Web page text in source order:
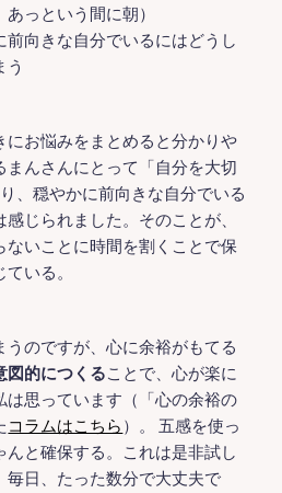
っという間に朝）
向きな自分でいるにはどうし
う
にお悩みをまとめると分かりや
んさんにとって「自分を大切
、穏やかに前向きな自分でいる
じられました。そのことが、
ないことに時間を割くことで保
いる。
のですが、心に余裕がもてる
図的につくることで、心が楽に
は思っています（「心の余裕の
コラムはこちら ）。 五感を使っ
と確保する。これは是非試し
毎日、たった数分で大丈夫で